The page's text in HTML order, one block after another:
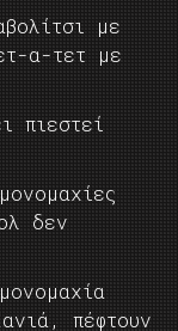
με
α-τετ με
πιεστεί
δεν
πέφτουν